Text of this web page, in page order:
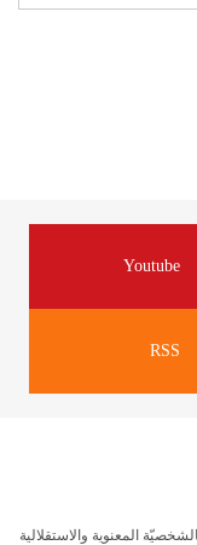
المعلومة
Youtube
RSS
المعنوية والاستقلالية